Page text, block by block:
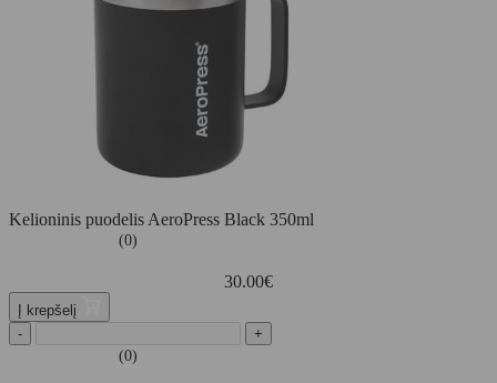
Kelioninis puodelis AeroPress Black 350ml
(0)
30.00€
Į krepšelį
-
+
(0)